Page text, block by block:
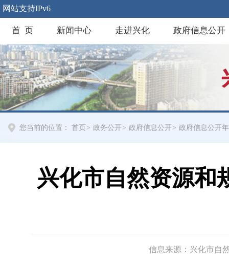
网站支持IPv6
首 页 新闻中心 走进兴化 政府信息公开
您当前的位置： 首页 > 政务公开> 政府信息公开> 政府信息公开
兴化市自然资源和
信息来源：兴化市自